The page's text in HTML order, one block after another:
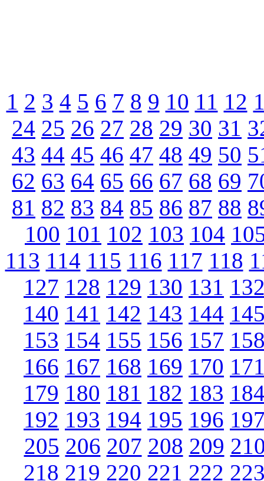
1 2 3 4 5 6 7 8 9 10 11 12
24 25 26 27 28 29 30 31
43 44 45 46 47 48 49 50
62 63 64 65 66 67 68 69
81 82 83 84 85 86 87 88
100 101 102 103 104
113 114 115 116 117 118
127 128 129 130 131
140 141 142 143 144
153 154 155 156 157
166 167 168 169 170
179 180 181 182 183
192 193 194 195 196
205 206 207 208 209
218 219 220 221 222